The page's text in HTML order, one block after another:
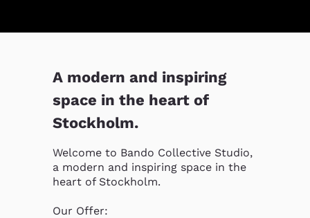
A modern and inspiring
space in the heart of
Stockholm.
Welcome to Bando Collective Studio,
a modern and inspiring space in the
heart of Stockholm.
Our Offer: